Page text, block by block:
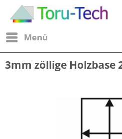
Menü
3mm zöllige Holzbase